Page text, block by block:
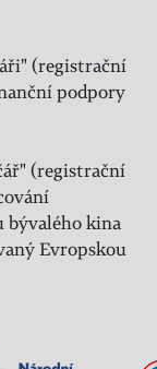
(registrační
podpory
(registrační
bývalého kina
Evropskou